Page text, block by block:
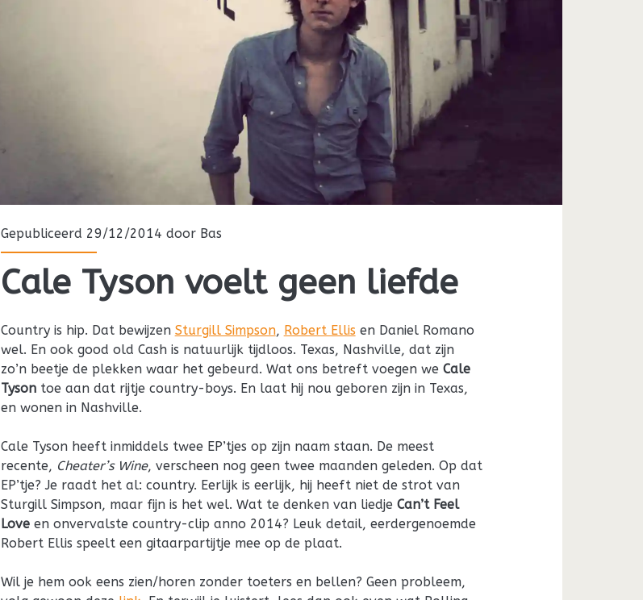
Gepubliceerd 29/12/2014 door Bas
Cale Tyson voelt geen liefde
Country is hip. Dat bewijzen Sturgill Simpson, Robert Ellis en Daniel Romano
wel. En ook good old Cash is natuurlijk tijdloos. Texas, Nashville, dat zijn
zo’n beetje de plekken waar het gebeurd. Wat ons betreft voegen we Cale
Tysontoe aan dat rijtje country-boys. En laat hij nou geboren zijn in Texas,
en wonen in Nashville.
Cale Tyson heeft inmiddels twee EP’tjes op zijn naam staan. De meest
recente, Cheater’s Wine, verscheen nog geen twee maanden geleden. Op dat
EP’tje? Je raadt het al: country. Eerlijk is eerlijk, hij heeft niet de strot van
Sturgill Simpson, maar fijn is het wel. Wat te denken van liedje Can’t Feel
Loveen onvervalste country-clip anno 2014? Leuk detail, eerdergenoemde
Robert Ellis speelt een gitaarpartijtje mee op de plaat.
Wil je hem ook eens zien/horen zonder toeters en bellen? Geen probleem,